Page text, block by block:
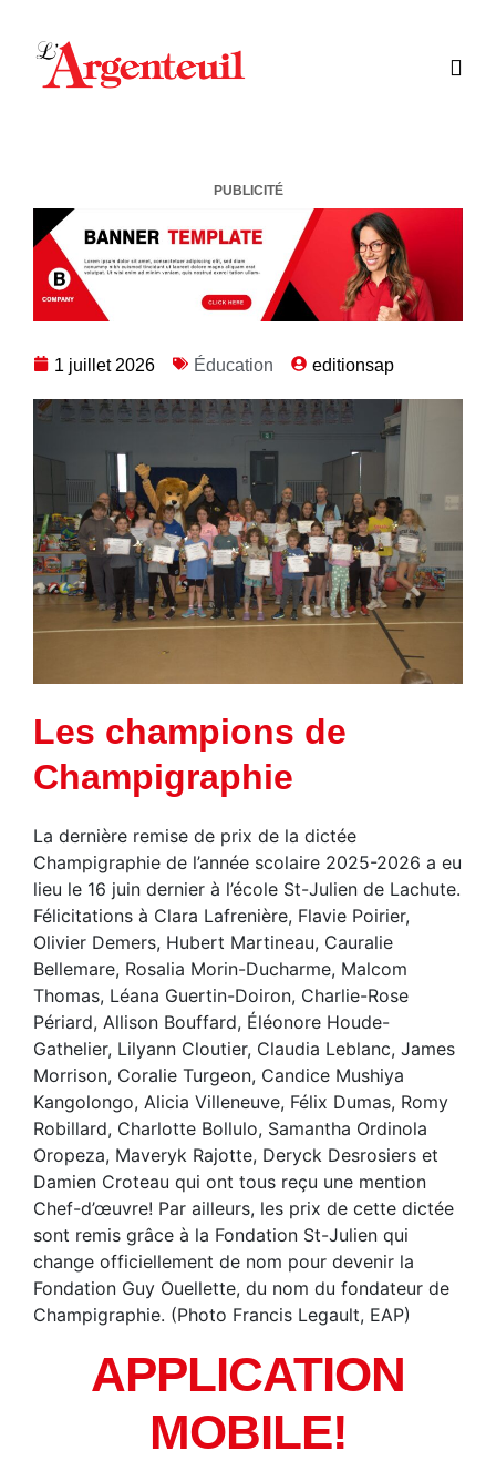
PUBLICITÉ
1 juillet 2026 Éducation editionsap
Les champions de
Champigraphie
La dernière remise de prix de la dictée
Champigraphie de l’année scolaire 2025-2026 a eu
lieu le 16 juin dernier à l’école St-Julien de Lachute.
Félicitations à Clara Lafrenière, Flavie Poirier,
Olivier Demers, Hubert Martineau, Cauralie
Bellemare, Rosalia Morin-Ducharme, Malcom
Thomas, Léana Guertin-Doiron, Charlie-Rose
Périard, Allison Bouffard, Éléonore Houde-
Gathelier, Lilyann Cloutier, Claudia Leblanc, James
Morrison, Coralie Turgeon, Candice Mushiya
Kangolongo, Alicia Villeneuve, Félix Dumas, Romy
Robillard, Charlotte Bollulo, Samantha Ordinola
Oropeza, Maveryk Rajotte, Deryck Desrosiers et
Damien Croteau qui ont tous reçu une mention
Chef-d’œuvre! Par ailleurs, les prix de cette dictée
sont remis grâce à la Fondation St-Julien qui
change officiellement de nom pour devenir la
Fondation Guy Ouellette, du nom du fondateur de
Champigraphie. (Photo Francis Legault, EAP)
APPLICATION
MOBILE!